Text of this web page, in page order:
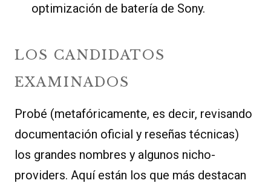
optimización de batería de Sony.
LOS CANDIDATOS
EXAMINADOS
Probé (metafóricamente, es decir, revisando
documentación oficial y reseñas técnicas)
los grandes nombres y algunos nicho-
providers. Aquí están los que más destacan